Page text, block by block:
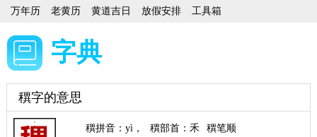
万年历 老黄历 黄道吉日 放假安排 工具箱
字典
穓字的意思
穓拼音 ：yì ， 穓部首 ：禾
穓笔顺